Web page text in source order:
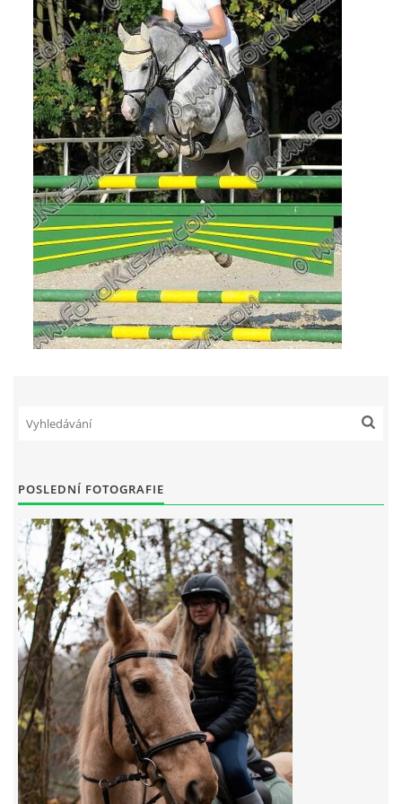
POSLEDNÍ FOTOGRAFIE